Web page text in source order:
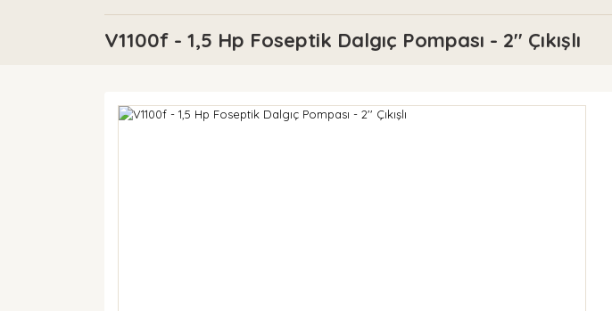
V1100f - 1,5 Hp Foseptik Dalgıç Pompası - 2'' Çıkışlı